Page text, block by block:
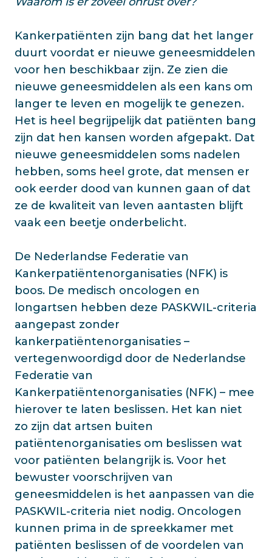
Kankerpatiënten zijn bang dat het langer
duurt voordat er nieuwe geneesmiddelen
voor hen beschikbaar zijn. Ze zien die
nieuwe geneesmiddelen als een kans om
langer te leven en mogelijk te genezen.
Het is heel begrijpelijk dat patiënten bang
zijn dat hen kansen worden afgepakt. Dat
nieuwe geneesmiddelen soms nadelen
hebben, soms heel grote, dat mensen er
ook eerder dood van kunnen gaan of dat
ze de kwaliteit van leven aantasten blijft
vaak een beetje onderbelicht.
De Nederlandse Federatie van
Kankerpatiëntenorganisaties (NFK) is
boos. De medisch oncologen en
longartsen hebben deze PASKWIL-criteria
aangepast zonder
kankerpatiëntenorganisaties –
vertegenwoordigd door de Nederlandse
Federatie van
Kankerpatiëntenorganisaties (NFK) – mee
hierover te laten beslissen. Het kan niet
zo zijn dat artsen buiten
patiëntenorganisaties om beslissen wat
voor patiënten belangrijk is. Voor het
bewuster voorschrijven van
geneesmiddelen is het aanpassen van die
PASKWIL-criteria niet nodig. Oncologen
kunnen prima in de spreekkamer met
patiënten beslissen of de voordelen van